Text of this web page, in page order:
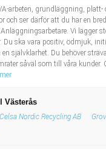
arbeten, grundläggning, platt-
och ser därför att du har en
Vi lägger
Du ska vara positiv, ödmjuk,
självklarhet. Du behöver
såväl som till våra kunder.
Västerås
Celsa Nordic Recycling AB